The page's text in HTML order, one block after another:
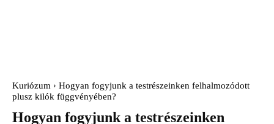
Kuriózum
Hogyan fogyjunk a testrészeinken felhalmozódott
plusz kilók függvényében?
Hogyan fogyjunk a testrészeinken